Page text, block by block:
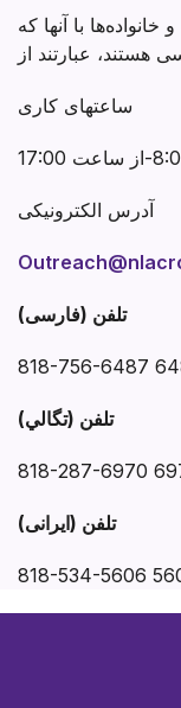
با آنها که
تلفن (فارسی)
تلفن (تگالي)
تلفن (ایرانی)